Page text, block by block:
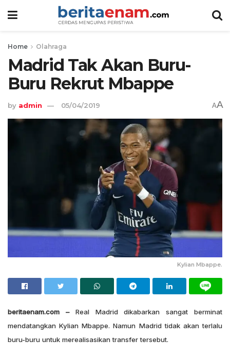
Home Olahraga
Madrid Tak Akan Buru-
Buru Rekrut Mbappe
by admin 05/04/2019 AA
Kylian Mbappe.
beritaenam.com –Real Madrid dikabarkan sangat berminat
mendatangkan Kylian Mbappe. Namun Madrid tidak akan terlalu
buru-buru untuk merealisasikan transfer tersebut.